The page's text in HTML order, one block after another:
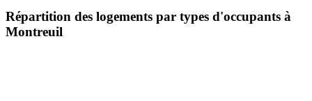
Répartition des logements par types d'occupants à
Montreuil